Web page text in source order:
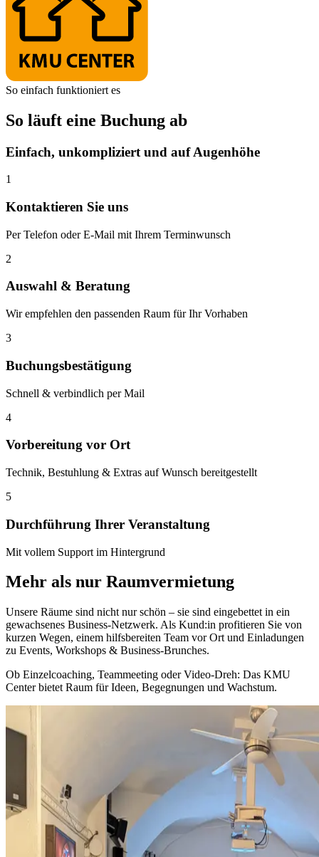
So einfach funktioniert es
So läuft eine Buchung ab
Einfach, unkompliziert und auf Augenhöhe
1
Kontaktieren Sie uns
Per Telefon oder E-Mail mit Ihrem Terminwunsch
2
Auswahl & Beratung
Wir empfehlen den passenden Raum für Ihr Vorhaben
3
Buchungsbestätigung
Schnell & verbindlich per Mail
4
Vorbereitung vor Ort
Technik, Bestuhlung & Extras auf Wunsch bereitgestellt
5
Durchführung Ihrer Veranstaltung
Mit vollem Support im Hintergrund
Mehr als nur Raumvermietung
Unsere Räume sind nicht nur schön – sie sind eingebettet in ein
gewachsenes Business-Netzwerk. Als Kund:in profitieren Sie von
kurzen Wegen, einem hilfsbereiten Team vor Ort und Einladungen
zu Events, Workshops & Business-Brunches.
Ob Einzelcoaching, Teammeeting oder Video-Dreh: Das KMU
Center bietet Raum für Ideen, Begegnungen und Wachstum.